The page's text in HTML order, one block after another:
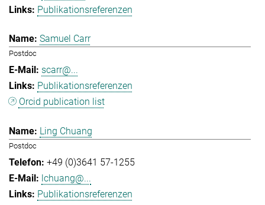
Publikationsreferenzen
Samuel Carr
Postdoc
scarr@...
Publikationsreferenzen
Orcid publication list
Ling Chuang
Postdoc
+49 (0)3641 57-1255
lchuang@...
Publikationsreferenzen